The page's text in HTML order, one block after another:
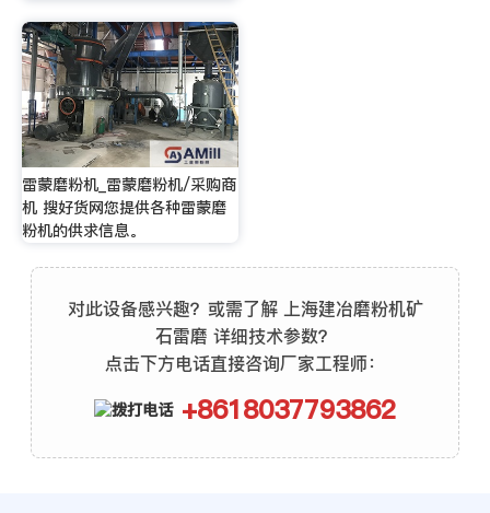
雷蒙磨粉机_雷蒙磨粉机/采购商
机 搜好货网您提供各种雷蒙磨
粉机的供求信息。
对此设备感兴趣？或需了解 上海建冶磨粉机矿
石雷磨 详细技术参数？
点击下方电话直接咨询厂家工程师：
+8618037793862